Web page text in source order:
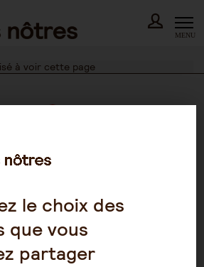
MENU
à voir cette page
PLAN DU SITE
D’UTILISATION
POLITIQUE DE PROTECTION DES
le choix des
que vous
partager